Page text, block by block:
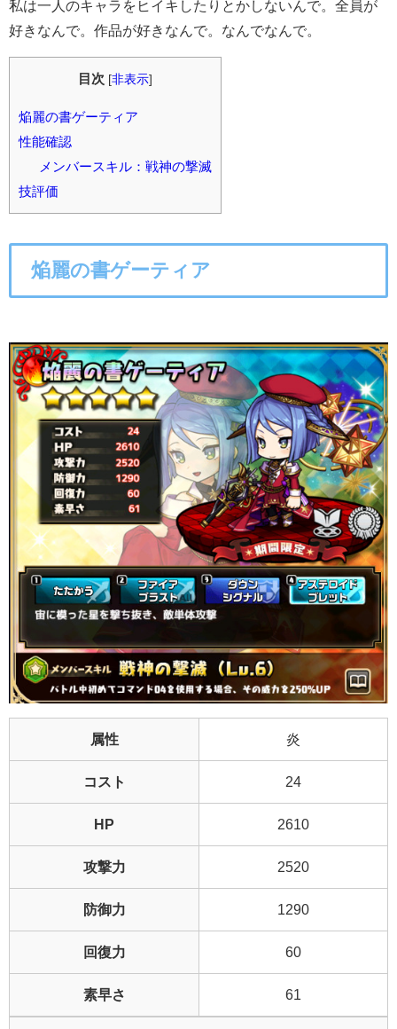
私は一人のキャラをヒイキしたりとかしないんで。全員が
好きなんで。作品が好きなんで。なんでなんで。
目次 [非表示]
焔麗の書ゲーティア
性能確認
メンバースキル：戦神の撃滅
技評価
焔麗の書ゲーティア
属性 炎
コスト 24
HP 2610
攻撃力 2520
防御力 1290
回復力 60
素早さ 61